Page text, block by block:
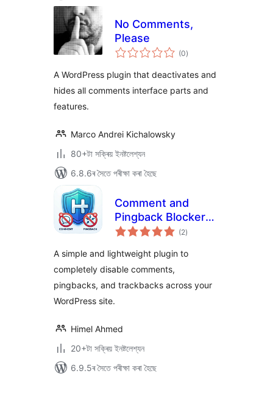
No Comments,
Please
(0টা
মুঠ)
A WordPress plugin that deactivates and
hides all comments interface parts and
features.
Marco Andrei Kichalowsky
80+টা সক্ৰিয় ইনষ্টলেশ্যন
6.8.6ৰ সৈতে পৰীক্ষা কৰা হৈছে
Comment and
Pingback Blocker
by Himel
(2টা
মুঠ)
A simple and lightweight plugin to
completely disable comments,
pingbacks, and trackbacks across your
WordPress site.
Himel Ahmed
20+টা সক্ৰিয় ইনষ্টলেশ্যন
6.9.5ৰ সৈতে পৰীক্ষা কৰা হৈছে